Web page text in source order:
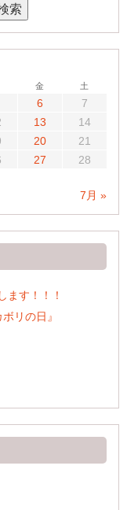
金 土
6
7
13
14
20
21
27
28
7月 »
す！！！
リの日』